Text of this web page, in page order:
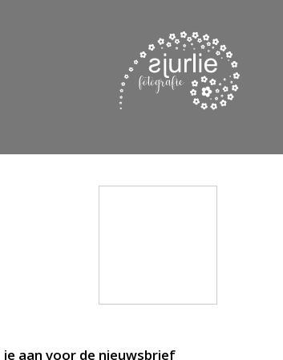
aan voor de nieuwsbrief